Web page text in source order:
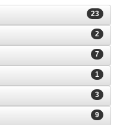
23
2
7
1
3
9